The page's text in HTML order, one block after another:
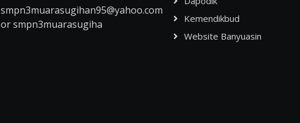
smpn3muarasugihan95@yahoo.com
or smpn3muarasugiha
Kemendikbud
Website Banyuasin